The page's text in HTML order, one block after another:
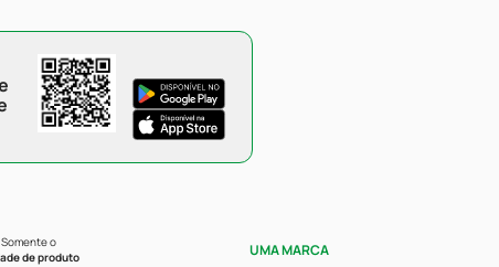
o
de produto
UMA MARCA